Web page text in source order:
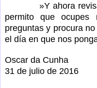
»Y ahora revisa
permito que ocupes
preguntas y procura
el día en que nos
Oscar da Cunha
31 de julio de 2016